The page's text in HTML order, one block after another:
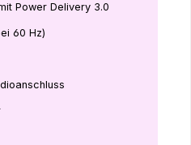
Power Delivery 3.0
60 Hz)